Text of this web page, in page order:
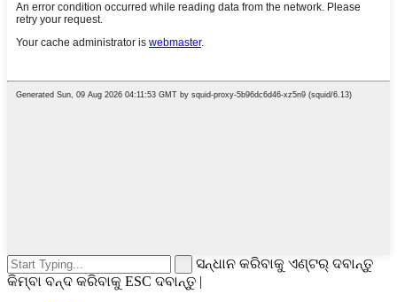
ସନ୍ଧାନ କରିବାକୁ ଏଣ୍ଟର୍ ଦବାନ୍ତୁ
କିମ୍ବା ବନ୍ଦ କରିବାକୁ ESC ଦବାନ୍ତୁ |